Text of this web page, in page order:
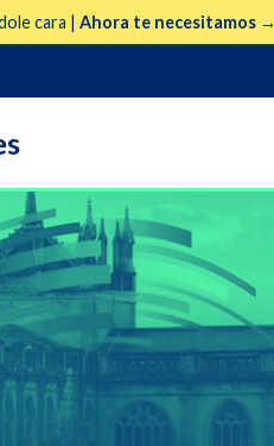
cara | Ahora te necesitamos →